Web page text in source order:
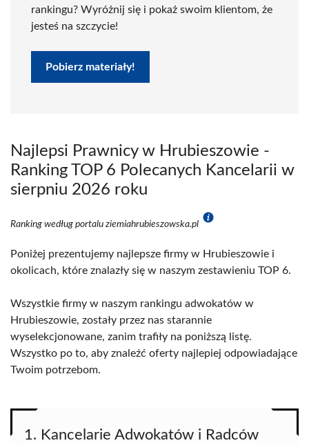
rankingu? Wyróżnij się i pokaż swoim klientom, że
jesteś na szczycie!
Pobierz materiały!
Najlepsi Prawnicy w Hrubieszowie -
Ranking TOP 6 Polecanych Kancelarii w
sierpniu 2026 roku
Ranking według portalu ziemiahrubieszowska.pl
Poniżej prezentujemy najlepsze firmy w Hrubieszowie i
okolicach, które znalazły się w naszym zestawieniu TOP 6.
Wszystkie firmy w naszym rankingu adwokatów w
Hrubieszowie, zostały przez nas starannie
wyselekcjonowane, zanim trafiły na poniższą listę.
Wszystko po to, aby znaleźć oferty najlepiej odpowiadające
Twoim potrzebom.
1. Kancelarie Adwokatów i Radców